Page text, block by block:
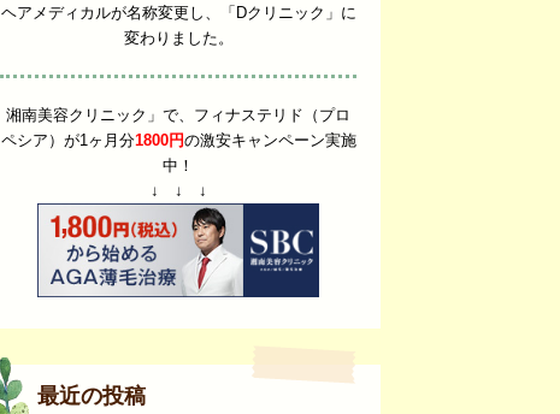
ヘアメディカルが名称変更し、「Dクリニック」に
変わりました。
湘南美容クリニック」で、フィナステリド（プロ
ペシア）が1ヶ月分1800円の激安キャンペーン実施
中！
↓ ↓ ↓
最近の投稿